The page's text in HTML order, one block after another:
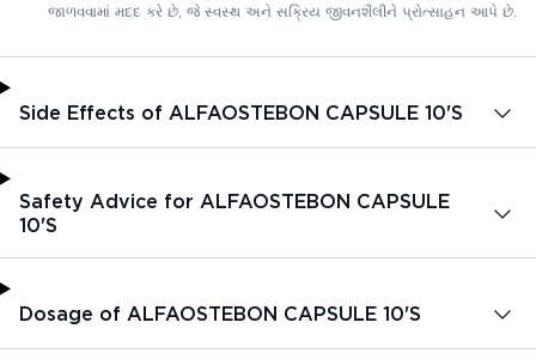
જાળવવામાં મદદ કરે છે, જે સ્વસ્થ અને સક્રિય જીવનશૈલીને પ્રોત્સાહન આપે છે.
Side Effects of ALFAOSTEBON CAPSULE 10'S
Safety Advice for ALFAOSTEBON CAPSULE
10'S
Dosage of ALFAOSTEBON CAPSULE 10'S